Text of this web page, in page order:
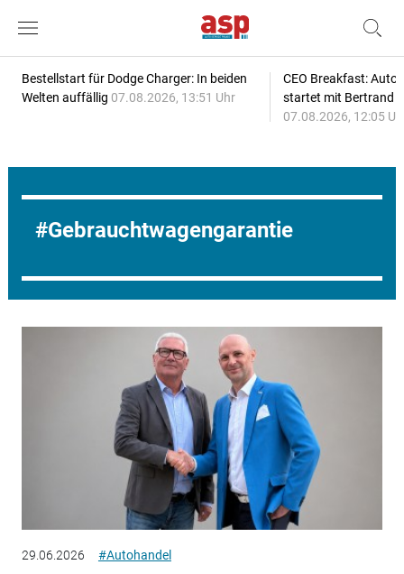
Bestellstart für Dodge Charger: In beiden
Welten auffällig 07.08.2026, 13:51 Uhr
CEO Breakfast:
startet mit Bertrand
07.08.2026, 12:05
Gebrauchtwagengarantie
29.06.2026 #Autohandel